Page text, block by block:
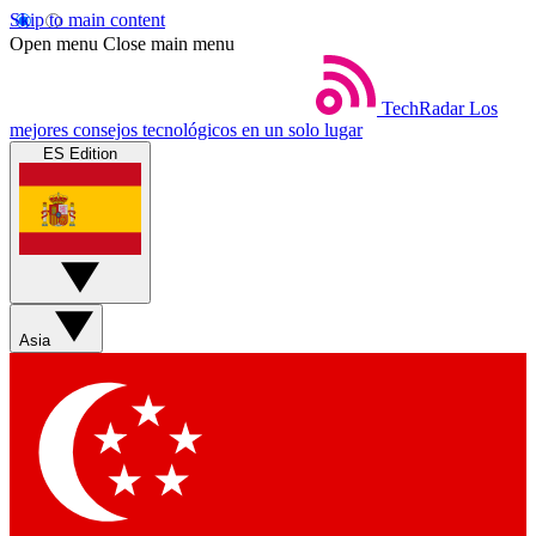
Skip to main content
Open menu Close main menu
TechRadar Los
mejores consejos tecnológicos en un solo lugar
ES Edition
Asia